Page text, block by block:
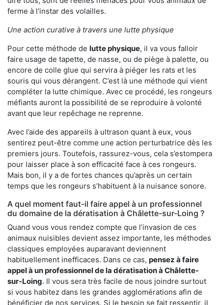
ferme à l’instar des volailles.
Une action curative à travers une lutte physique
Pour cette méthode de lutte physique, il va vous falloir
faire usage de tapette, de nasse, ou de piège à palette, ou
encore de colle glue qui servira à piéger les rats et les
souris qui vous dérangent. C’est là une méthode qui vient
compléter la lutte chimique. Avec ce procédé, les rongeurs
méfiants auront la possibilité de se reproduire à volonté
avant que leur repêchage ne reprenne.
Avec l’aide des appareils à ultrason quant à eux, vous
sentirez peut-être comme une action perturbatrice dès les
premiers jours. Toutefois, rassurez-vous, cela s’estompera
pour laisser place à son efficacité face à ces rongeurs.
Mais bon, il y a de fortes chances qu’après un certain
temps que les rongeurs s’habituent à la nuisance sonore.
A quel moment faut-il faire appel à un professionnel
du domaine de la dératisation à Châlette-sur-Loing ?
Quand vous vous rendez compte que l’invasion de ces
animaux nuisibles devient assez importante, les méthodes
classiques employées auparavant deviennent
habituellement inefficaces. Dans ce cas, pensez à faire
appel à un professionnel de la dératisation à Châlette-
sur-Loing. Il vous sera très facile de nous joindre surtout
si vous habitez dans les grandes agglomérations afin de
bénéficier de nos services. Si le besoin se fait ressentir, il